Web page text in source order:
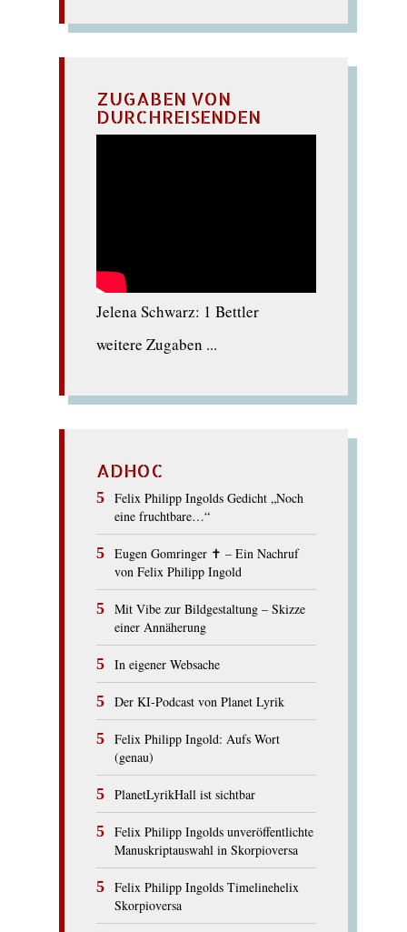
ZUGABEN VON
DURCHREISENDEN
Jelena Schwarz: 1 Bettler
weitere Zugaben ...
ADHOC
Felix Philipp Ingolds Gedicht „Noch
eine fruchtbare…“
Eugen Gomringer ✝︎ – Ein Nachruf
von Felix Philipp Ingold
Mit Vibe zur Bildgestaltung – Skizze
einer Annäherung
In eigener Websache
Der KI-Podcast von Planet Lyrik
Felix Philipp Ingold: Aufs Wort
(genau)
PlanetLyrikHall ist sichtbar
Felix Philipp Ingolds unveröffentlichte
Manuskriptauswahl in Skorpioversa
Felix Philipp Ingolds Timelinehelix
Skorpioversa